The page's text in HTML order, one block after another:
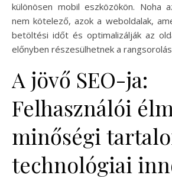
különösen mobil eszközökön. Noha
nem kötelező, azok a weboldalak,
betöltési időt és optimalizálják az
előnyben részesülhetnek a
A jövő SEO-ja:
Felhasználói
minőségi
technológiai